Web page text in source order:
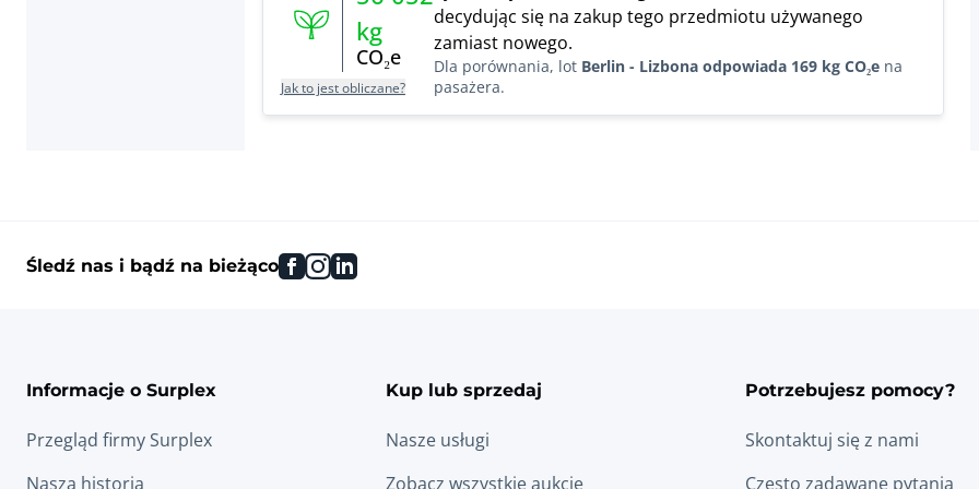
kg
CO₂e
Jak to jest obliczane?
decydując się na zakup tego przedmiotu używanego
zamiast nowego.
Dla porównania, lot Berlin - Lizbona odpowiada 169 kg CO₂e na
pasażera.
Śledź nas i bądź na bieżąco facebook
instagram
linkedin
Informacje o Surplex
Przegląd firmy Surplex
Nasza historia
Kup lub sprzedaj
Nasze usługi
Zobacz wszystkie aukcje
Potrzebujesz pomocy?
Skontaktuj się z nami
Często zadawane pytania